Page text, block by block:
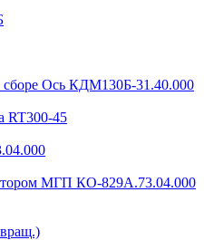
сборе Ось КДМ130Б-31.40.000
RT300-45
МГП КО-829А.73.04.000